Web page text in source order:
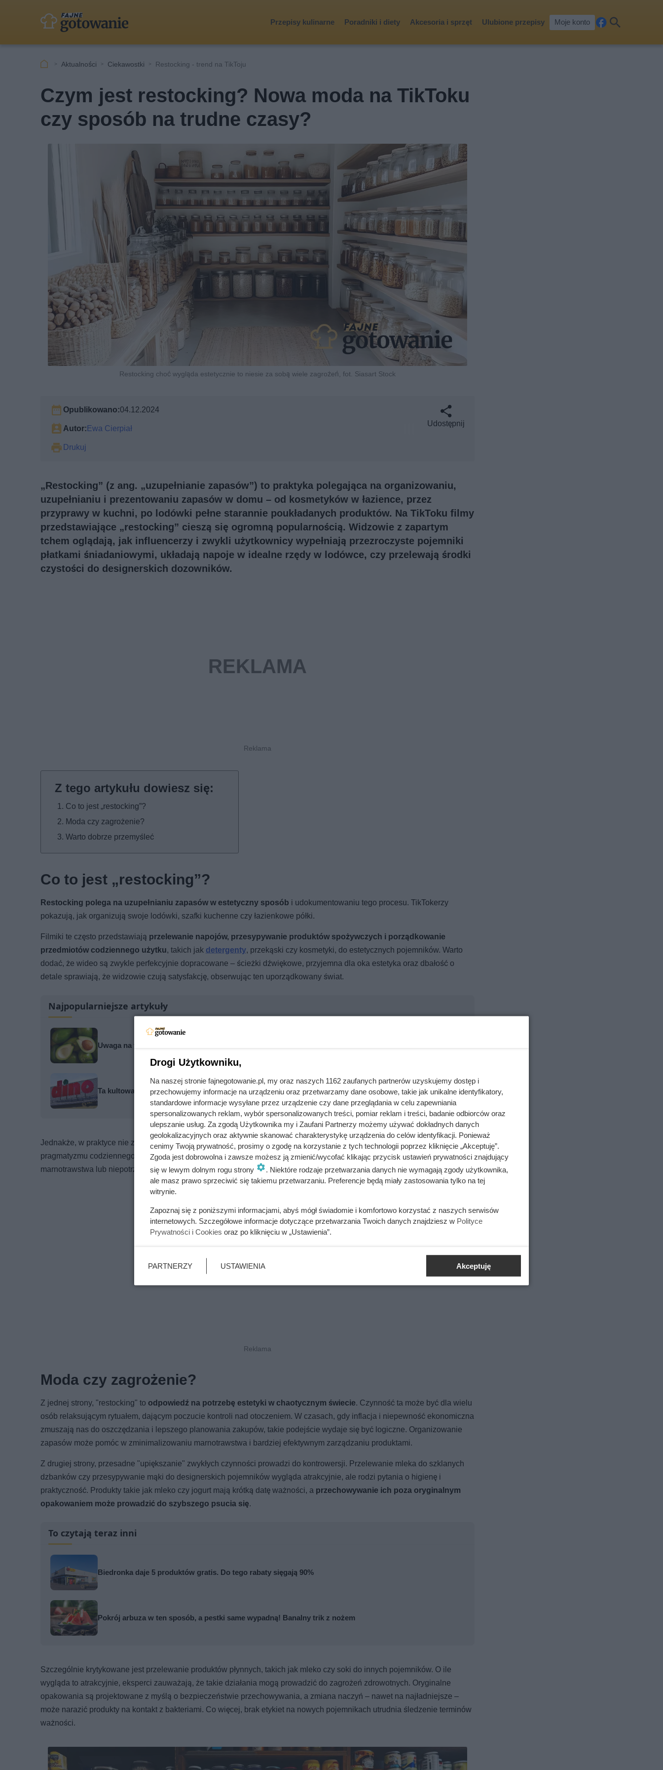
Przepisy kulinarne Poradniki i diety Akcesoria i sprzęt Ulubione przepisy Moje konto
cebkaj
Aktualności Ciekawostki Restocking - trend na TikToju
Czym jest restocking? Nowa moda na TikToku
czy sposób na trudne czasy?
Restocking choć wygląda estetycznie to niesie za sobą wiele zagrożeń, fot. Siasart Stock
Opublikowano:04.12.2024
Autor: Ewa Cierpiał
Drukuj
Udostępnij
„Restocking” (z ang. „uzupełnianie zapasów”) to praktyka polegająca na organizowaniu,
uzupełnianiu i prezentowaniu zapasów w domu – od kosmetyków w łazience, przez
przyprawy w kuchni, po lodówki pełne starannie poukładanych produktów. Na TikToku filmy
przedstawiające „restocking” cieszą się ogromną popularnością. Widzowie z zapartym
tchem oglądają, jak influencerzy i zwykli użytkownicy wypełniają przezroczyste pojemniki
płatkami śniadaniowymi, układają napoje w idealne rzędy w lodówce, czy przelewają środki
czystości do designerskich dozowników.
Co to jest „restocking”?
Moda czy zagrożenie?
Warto dobrze przemyśleć
Co to jest „restocking”?
Restocking polega na uzupełnianiu zapasów w estetyczny sposób i udokumentowaniu tego procesu. TikTokerzy
pokazują, jak organizują swoje lodówki, szafki kuchenne czy łazienkowe półki.
Filmiki te często przedstawiają przelewanie napojów, przesypywanie produktów spożywczych i porządkowanie
przedmiotów codziennego użytku, takich jak detergenty, przekąski czy kosmetyki, do estetycznych pojemników. Warto
dodać, że wideo są zwykle perfekcyjnie dopracowane – ścieżki dźwiękowe, przyjemna dla oka estetyka oraz dbałość o
detale sprawiają, że widzowie czują satysfakcję, obserwując ten uporządkowany świat.
Najpopularniejsze artykuły
Uwaga na toksyczną persinę! Ten popularny owoc może być śmiertelnie groźny dla Twojego pupila
Ta kultowa kawa mocno potaniała. Klienci Dino biorą po dwa opakowania
Jednakże, w praktyce nie zawsze wygląda to tak idealnie.Trend ten bywa krytykowanyza to, że nie uwzględnia
pragmatyzmu codziennego życia, a niektóre działania są nie tylko czasochłonne, ale mogą również prowadzić do
marnotrawstwa lub niepotrzebnego ryzyka zdrowotnego.
Moda czy zagrożenie?
Z jednej strony, "restocking" to odpowiedź na potrzebę estetyki w chaotycznym świecie. Czynność ta może być dla wielu
osób relaksującym rytuałem, dającym poczucie kontroli nad otoczeniem. W czasach, gdy inflacja i niepewność ekonomiczna
zmuszają nas do oszczędzania i lepszego planowania zakupów, takie podejście wydaje się być logiczne. Organizowanie
zapasów może pomóc w zminimalizowaniu marnotrawstwa i bardziej efektywnym zarządzaniu produktami.
Z drugiej strony, przesadne "upiększanie" zwykłych czynności prowadzi do kontrowersji. Przelewanie mleka do szklanych
dzbanków czy przesypywanie mąki do designerskich pojemników wygląda atrakcyjnie, ale rodzi pytania o higienę i
praktyczność. Produkty takie jak mleko czy jogurt mają krótką datę ważności, a przechowywanie ich poza oryginalnym
opakowaniem może prowadzić do szybszego psucia się.
To czytają teraz inni
Biedronka daje 5 produktów gratis. Do tego rabaty sięgają 90%
Pokrój arbuza w ten sposób, a pestki same wypadną! Banalny trik z nożem
Szczególnie krytykowane jest przelewanie produktów płynnych, takich jak mleko czy soki do innych pojemników. O ile
wygląda to atrakcyjnie, eksperci zauważają, że takie działania mogą prowadzić do zagrożeń zdrowotnych. Oryginalne
opakowania są projektowane z myślą o bezpieczeństwie przechowywania, a zmiana naczyń – nawet na najładniejsze –
może narazić produkty na kontakt z bakteriami. Co więcej, brak etykiet na nowych pojemnikach utrudnia śledzenie terminów
ważności.
Drogi Użytkowniku,
Na naszej stronie fajnegotowanie.pl, my oraz naszych 1162 zaufanych partnerów uzyskujemy dostęp i
przechowujemy informacje na urządzeniu oraz przetwarzamy dane osobowe, takie jak unikalne identyfikatory,
standardowe informacje wysyłane przez urządzenie czy dane przeglądania w celu zapewniania
spersonalizowanych reklam, wybór spersonalizowanych treści, pomiar reklam i treści, badanie odbiorców oraz
ulepszanie usług. Za zgodą Użytkownika my i Zaufani Partnerzy możemy używać dokładnych danych
geolokalizacyjnych oraz aktywnie skanować charakterystykę urządzenia do celów identyfikacji. Ponieważ
cenimy Twoją prywatność, prosimy o zgodę na korzystanie z tych technologii poprzez kliknięcie „Akceptuję”.
Zgoda jest dobrowolna i zawsze możesz ją zmienić/wycofać klikając przycisk ustawień prywatności znajdujący
się w lewym dolnym rogu strony
. Niektóre rodzaje przetwarzania danych nie wymagają zgody użytkownika,
ale masz prawo sprzeciwić się takiemu przetwarzaniu. Preferencje będą miały zastosowania tylko na tej
witrynie.
Zapoznaj się z poniższymi informacjami, abyś mógł świadomie i komfortowo korzystać z naszych serwisów
internetowych. Szczegółowe informacje dotyczące przetwarzania Twoich danych znajdziesz w Polityce
Prywatności i Cookies oraz po kliknięciu w „Ustawienia”.
PARTNERZY USTAWIENIA Akceptuję